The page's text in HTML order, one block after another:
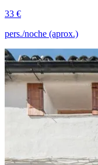
33 €
pers./noche (aprox.)